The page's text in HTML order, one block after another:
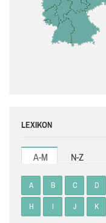
LEXIKON
A-M N-Z
A B C D
H I J K